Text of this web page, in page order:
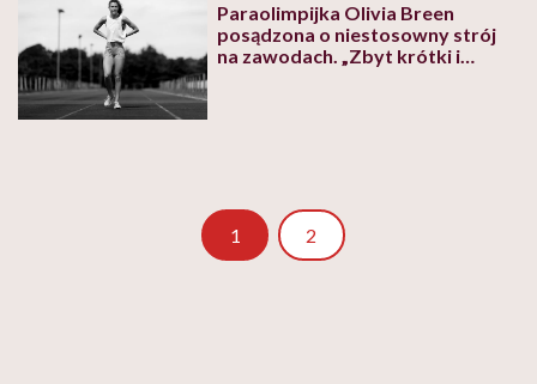
Paraolimpijka Olivia Breen
posądzona o niestosowny strój
na zawodach. „Zbyt krótki i
1 Strona
2